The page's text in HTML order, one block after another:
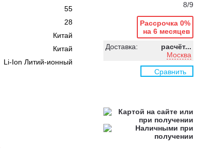
55
28
Китай
Китай
Li-Ion Литий-ионный
8/9
Рассрочка 0%
на 6 месяцев
Доставка:
расчёт...
Москва
Сравнить